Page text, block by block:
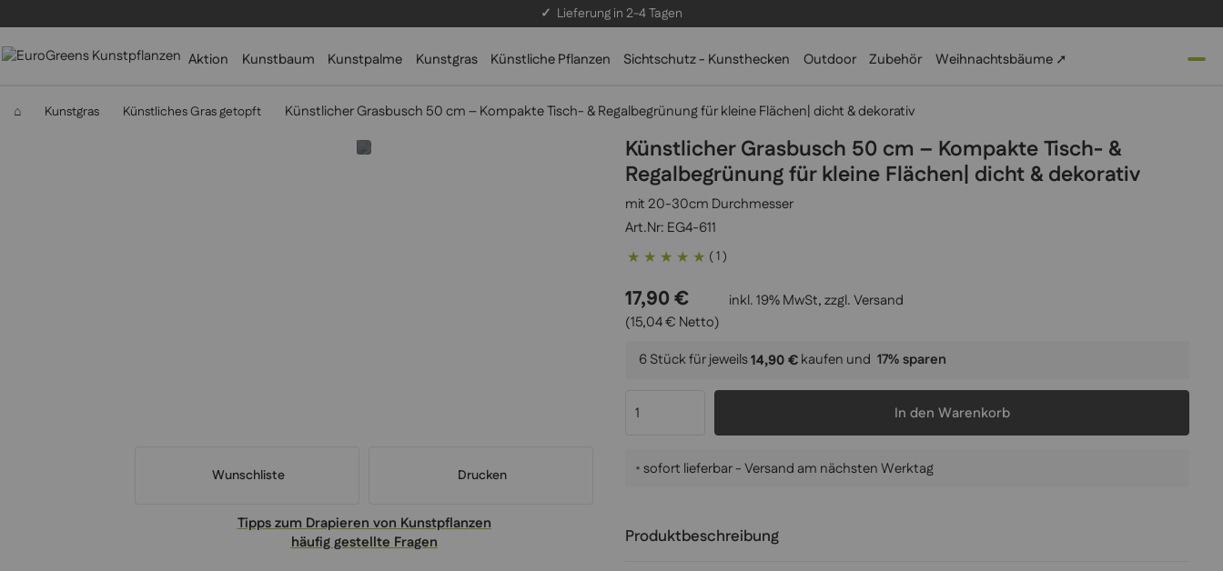
✓ Lieferung in 2-4 Tagen
Aktion Kunstbaum Kunstpalme Kunstgras Künstliche Pflanzen Sichtschutz - Kunsthecken Outdoor Zubehör Weihnachtsbäume ➚
⌂ Kunstgras Künstliches Gras getopft Künstlicher Grasbusch 50 cm – Kompakte Tisch- & Regalbegrünung für kleine Flächen| dicht & dekorativ
Wunschliste Drucken
Tipps zum Drapieren von Kunstpflanzen
häufig gestellte Fragen
Künstlicher Grasbusch 50 cm – Kompakte Tisch- &
Regalbegrünung für kleine Flächen| dicht & dekorativ
mit 20-30cm Durchmesser
EG4-611
Bewertung:
( 1 )
17,90 €
(15,04 € Netto)
inkl. 19% MwSt, zzgl.Versand
6 Stück für jeweils14,90 €kaufen und 17% sparen
In den Warenkorb
•sofort lieferbar - Versand am nächsten Werktag
Produktbeschreibung